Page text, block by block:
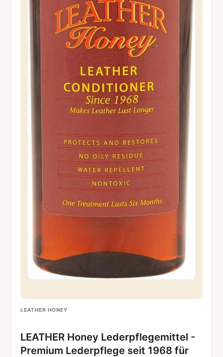
LEATHER HONEY
LEATHER Honey Lederpflegemittel -
Premium Lederpflege seit 1968 für